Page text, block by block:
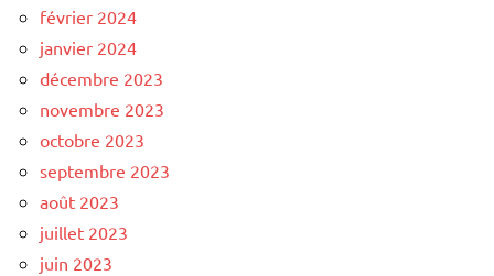
février 2024
janvier 2024
décembre 2023
novembre 2023
octobre 2023
septembre 2023
août 2023
juillet 2023
juin 2023